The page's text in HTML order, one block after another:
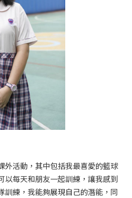
外活動，其中包括我最喜愛的籃球
以每天和朋友一起訓練，讓我感到
訓練，我能夠展現自己的潛能，同